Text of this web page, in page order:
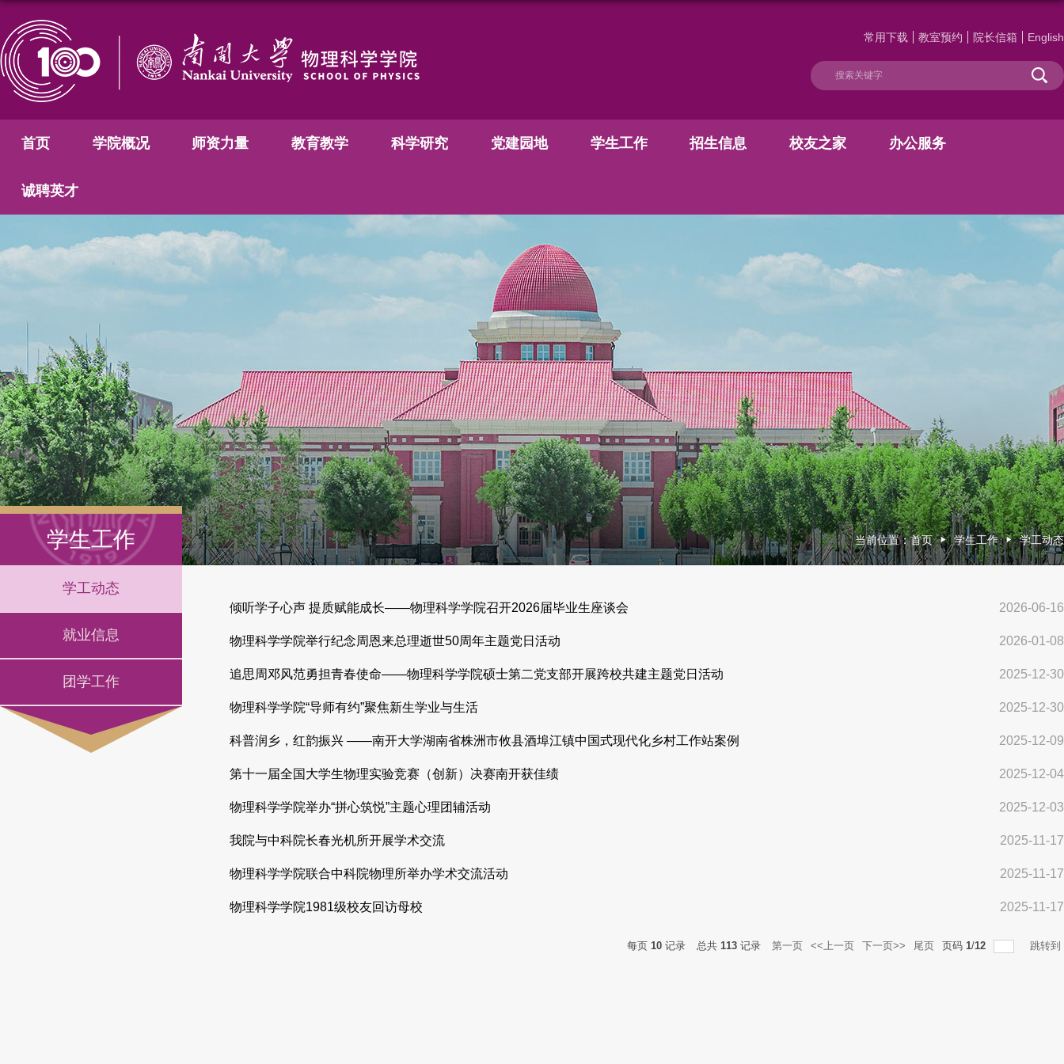
常用下载 教室预约 院长信箱 English
首页 学院概况 师资力量 教育教学 科学研究 党建园地 学生工作 招生信息 校友之家 办公服务
诚聘英才
学生工作
学工动态
就业信息
团学工作
当前位置：首页 学生工作 学工动态
倾听学子心声 提质赋能成长——物理科学学院召开2026届毕业生座谈会 2026-06-16
物理科学学院举行纪念周恩来总理逝世50周年主题党日活动 2026-01-08
追思周邓风范勇担青春使命——物理科学学院硕士第二党支部开展跨校共建主题党日活动 2025-12-30
物理科学学院“导师有约”聚焦新生学业与生活 2025-12-30
科普润乡，红韵振兴 ——南开大学湖南省株洲市攸县酒埠江镇中国式现代化乡村工作站案例 2025-12-09
第十一届全国大学生物理实验竞赛（创新）决赛南开获佳绩 2025-12-04
物理科学学院举办“拼心筑悦”主题心理团辅活动 2025-12-03
我院与中科院长春光机所开展学术交流 2025-11-17
物理科学学院联合中科院物理所举办学术交流活动 2025-11-17
物理科学学院1981级校友回访母校 2025-11-17
每页 10 记录 总共 113 记录 第一页 <<上一页 下一页>> 尾页 页码 1/12 跳转到